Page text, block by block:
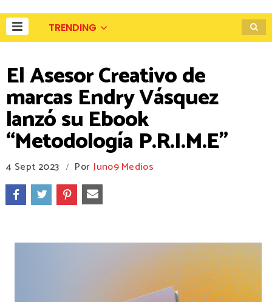
TRENDING
El Asesor Creativo de
marcas Endry Vásquez
lanzó su Ebook
“Metodología P.R.I.M.E”
4 Sept 2023 / Por Juno9 Medios